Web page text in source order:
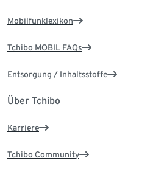
Mobilfunklexikon
Tchibo MOBIL FAQs
Entsorgung / Inhaltsstoffe
Über Tchibo
Karriere
Tchibo Community